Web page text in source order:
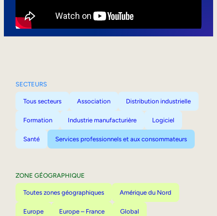
SECTEURS
Tous secteurs Association Distribution industrielle
Formation Industrie manufacturière Logiciel
Santé Services professionnels et aux consommateurs
ZONE GÉOGRAPHIQUE
Toutes zones géographiques Amérique du Nord
Europe Europe – France Global